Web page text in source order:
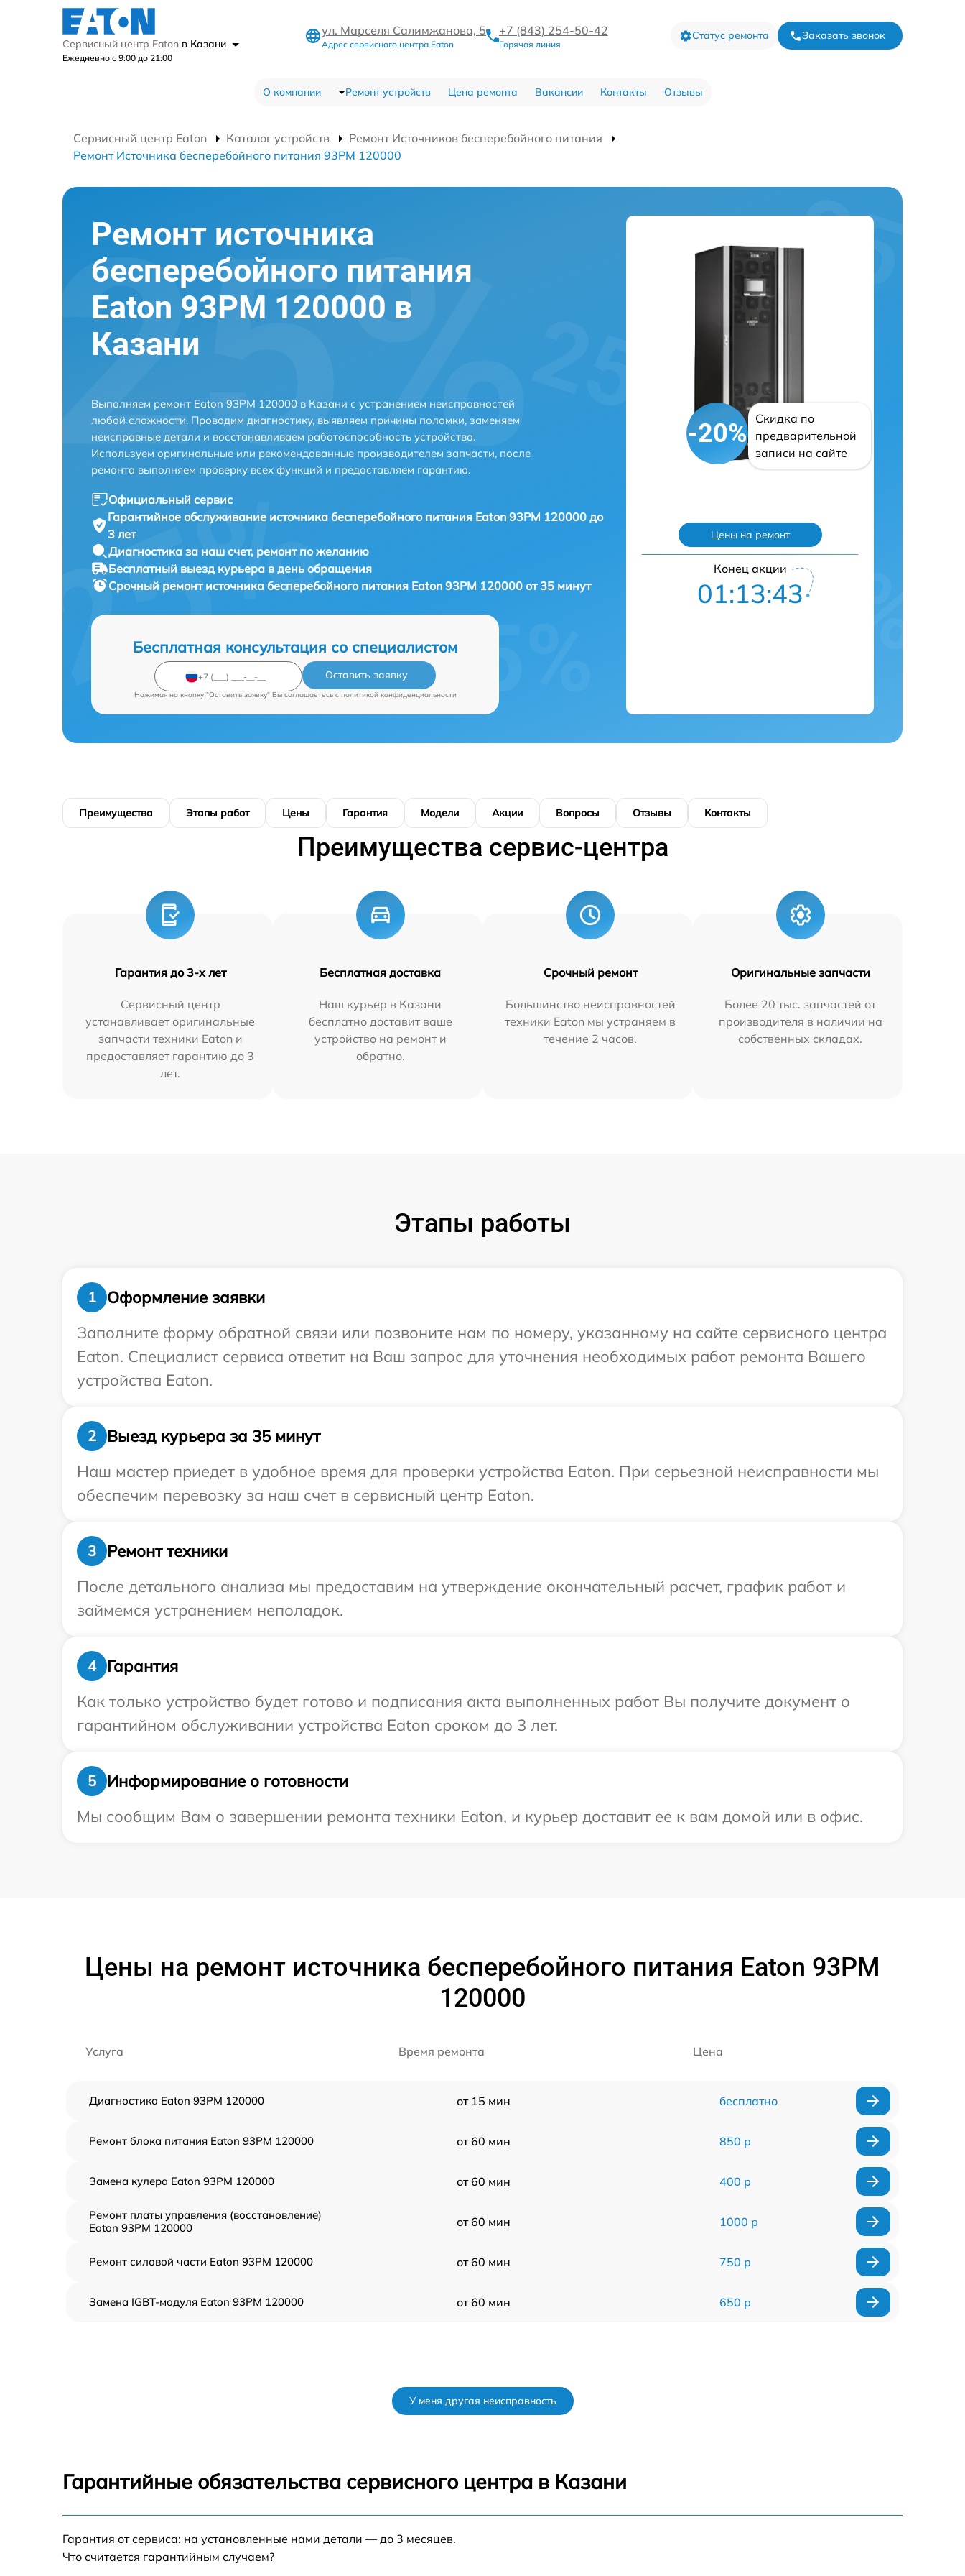
Сервисный центр Eaton в Казани
Ежедневно с 9:00 до 21:00
ул. Марселя Салимжанова, 5
Адрес сервисного центра Eaton
+7 (843) 254-50-42
Горячая линия
Статус ремонта Заказать звонок
О компании Ремонт устройств Цена ремонта Вакансии Контакты Отзывы
Сервисный центр Eaton Каталог устройств
Ремонт Источников бесперебойного питания
Ремонт Источника бесперебойного питания 93PM 120000
Ремонт источника
бесперебойного питания
Eaton 93PM 120000 в
Казани
Выполняем ремонт Eaton 93PM 120000 в Казани с устранением неисправностей
любой сложности. Проводим диагностику, выявляем причины поломки, заменяем
неисправные детали и восстанавливаем работоспособность устройства.
Используем оригинальные или рекомендованные производителем запчасти, после
ремонта выполняем проверку всех функций и предоставляем гарантию.
Официальный сервис
Гарантийное обслуживание источника бесперебойного питания Eaton 93PM 120000 до
3 лет
Диагностика за наш счет, ремонт по желанию
Бесплатный выезд курьера в день обращения
Срочный ремонт источника бесперебойного питания Eaton 93PM 120000 от 35 минут
Бесплатная консультация со специалистом
Оставить заявку
Нажимая на кнопку "Оставить заявку" Вы соглашаетесь c политикой конфиденциальности
-20%
Скидка по
предварительной
записи на сайте
Цены на ремонт
Конец акции
01:13:42
Преимущества Этапы работ Цены Гарантия Модели Акции Вопросы Отзывы Контакты
Преимущества сервис-центра
Гарантия до 3-х лет
Сервисный центр
устанавливает оригинальные
запчасти техники Eaton и
предоставляет гарантию до 3
лет.
Бесплатная доставка
Наш курьер в Казани
бесплатно доставит ваше
устройство на ремонт и
обратно.
Срочный ремонт
Большинство неисправностей
техники Eaton мы устраняем в
течение 2 часов.
Оригинальные запчасти
Более 20 тыс. запчастей от
производителя в наличии на
собственных складах.
Этапы работы
1
Оформление заявки
Заполните форму обратной связи или позвоните нам по номеру, указанному на сайте сервисного центра
Eaton. Специалист сервиса ответит на Ваш запрос для уточнения необходимых работ ремонта Вашего
устройства Eaton.
2
Выезд курьера за 35 минут
Наш мастер приедет в удобное время для проверки устройства Eaton. При серьезной неисправности мы
обеспечим перевозку за наш счет в сервисный центр Eaton.
3
Ремонт техники
После детального анализа мы предоставим на утверждение окончательный расчет, график работ и
займемся устранением неполадок.
4
Гарантия
Как только устройство будет готово и подписания акта выполненных работ Вы получите документ о
гарантийном обслуживании устройства Eaton сроком до 3 лет.
5
Информирование о готовности
Мы сообщим Вам о завершении ремонта техники Eaton, и курьер доставит ее к вам домой или в офис.
Цены на ремонт источника бесперебойного питания Eaton 93PM
120000
Услуга Время ремонта Цена
Диагностика Eaton 93PM 120000 от 15 мин бесплатно
Ремонт блока питания Eaton 93PM 120000 от 60 мин 850 р
Замена кулера Eaton 93PM 120000 от 60 мин 400 р
Ремонт платы управления (восстановление)
Eaton 93PM 120000
от 60 мин 1000 р
Ремонт силовой части Eaton 93PM 120000 от 60 мин 750 р
Замена IGBT-модуля Eaton 93PM 120000 от 60 мин 650 р
У меня другая неисправность
Гарантийные обязательства сервисного центра в Казани
Гарантия от сервиса: на установленные нами детали — до 3 месяцев.
Что считается гарантийным случаем?